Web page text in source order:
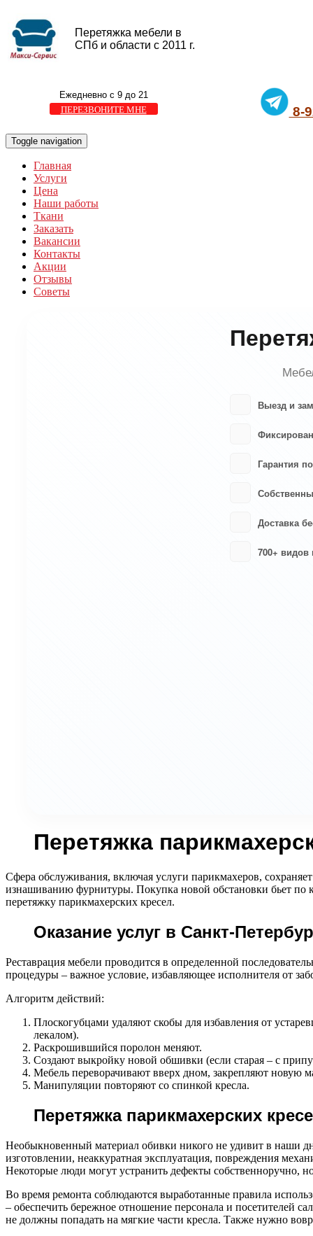
Перетяжка мебели в
СПб и области с 2011 г.
Ежедневно с 9 до 21
ПЕРЕЗВОНИТЕ МНЕ
8-
Toggle navigation
Главная
Услуги
Цена
Наши работы
Ткани
Заказать
Вакансии
Контакты
Акции
Отзывы
Советы
Выезд и
Гарантия
Доставка
700+ видов
Перетяжка
Сфера обслуживания, включая услуги парикмахеров,
изнашиванию фурнитуры. Покупка новой обстановки бьет по
перетяжку парикмахерских кресел.
Оказание услуг в Санкт-
Реставрация мебели проводится в определенной
процедуры – важное условие, избавляющее исполнителя от
Алгоритм действий:
Плоскогубцами удаляют скобы для избавления от
лекалом).
Раскрошившийся поролон меняют.
Создают выкройку новой обшивки (если старая – с
Мебель переворачивают вверх дном, закрепляют новую
Манипуляции повторяют со спинкой кресла.
Перетяжка парикмахерских
Необыкновенный материал обивки никого не удивит в наши
изготовлении, неаккуратная эксплуатация, повреждения
Некоторые люди могут устранить дефекты собственноручно,
Во время ремонта соблюдаются выработанные правила
– обеспечить бережное отношение персонала и посетителей
не должны попадать на мягкие части кресла. Также нужно